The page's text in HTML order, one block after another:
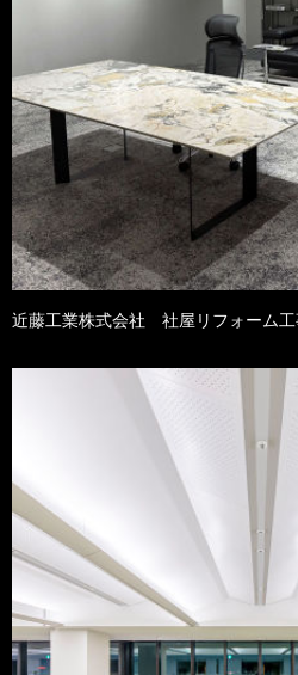
近藤工業株式会社 社屋リフォーム